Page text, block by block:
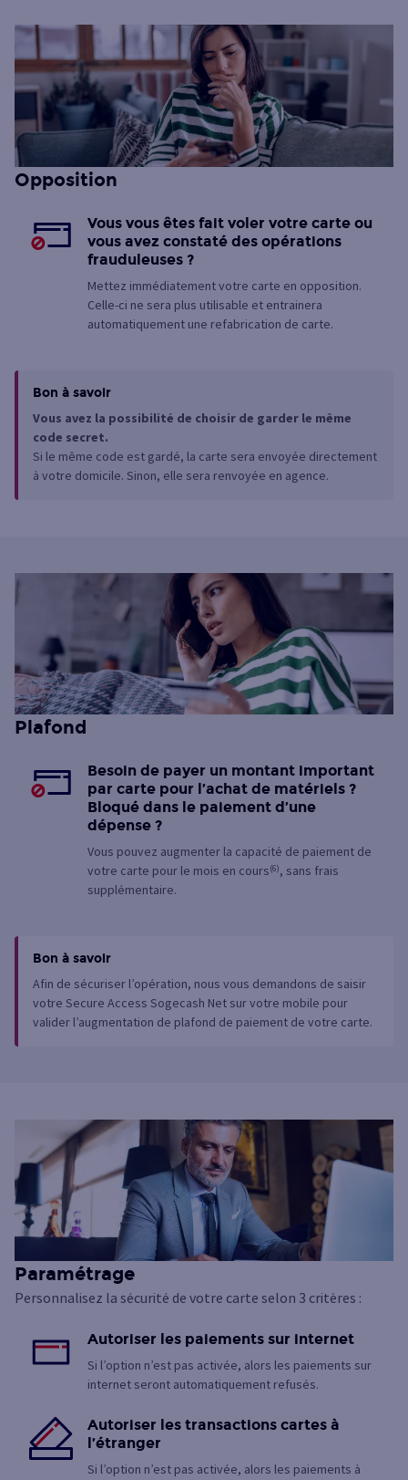
Opposition
Vous vous êtes fait voler votre carte ou
vous avez constaté des opérations
frauduleuses ?
Mettez immédiatement votre carte en opposition.
Celle-ci ne sera plus utilisable et entrainera
automatiquement une refabrication de carte.
Bon à savoir
Vous avez la possibilité de choisir de garder le même
code secret.
Si le même code est gardé, la carte sera envoyée directement
à votre domicile. Sinon, elle sera renvoyée en agence.
Plafond
Besoin de payer un montant important
par carte pour l’achat de matériels ?
Bloqué dans le paiement d’une
dépense ?
Vous pouvez augmenter la capacité de paiement de
votre carte pour le mois en cours(6), sans frais
supplémentaire.
Bon à savoir
Afin de sécuriser l’opération, nous vous demandons de saisir
votre Secure Access Sogecash Net sur votre mobile pour
valider l’augmentation de plafond de paiement de votre carte.
Paramétrage
Personnalisez la sécurité de votre carte selon 3 critères :
Autoriser les paiements sur internet
Si l’option n’est pas activée, alors les paiements sur
internet seront automatiquement refusés.
Autoriser les transactions cartes à
l’étranger
Si l’option n’est pas activée, alors les paiements à